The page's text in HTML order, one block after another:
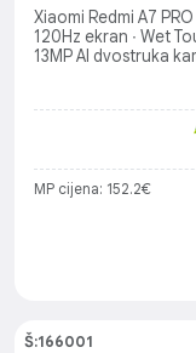
Xiaomi Redmi A7
120Hz ekran ∙ Wet
13MP AI dvostruka
MP cijena: 152.2€
Š:166001